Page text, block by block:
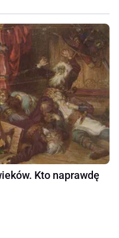
Kto naprawdę